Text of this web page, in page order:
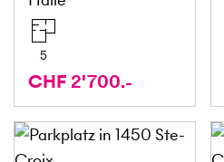
5
CHF 2'700.-